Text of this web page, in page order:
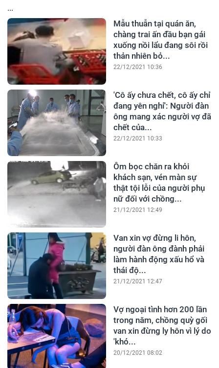
...
Mẫu thuẫn tại quán ăn,
chàng trai ấn đầu bạn gái
xuống nồi lẩu đang sôi rồi
thản nhiên bỏ...
22/12/2021 10:36
'Cô ấy chưa chết, cô ấy chỉ
đang yên nghỉ': Người đàn
ông mang xác người vợ đã
chết của...
22/12/2021 10:33
Ôm bọc chăn ra khỏi
khách sạn, vén màn sự
thật tội lỗi của người phụ
nữ đối với chồng...
21/12/2021 12:49
Van xin vợ đừng li hôn,
người đàn ông đành phải
làm hành động xấu hổ và
thái độ...
21/12/2021 12:47
Vợ ngoại tình hơn 200 lần
trong năm, chồng quỳ gối
van xin đừng ly hôn vì lý do
'khó...
20/12/2021 08:02